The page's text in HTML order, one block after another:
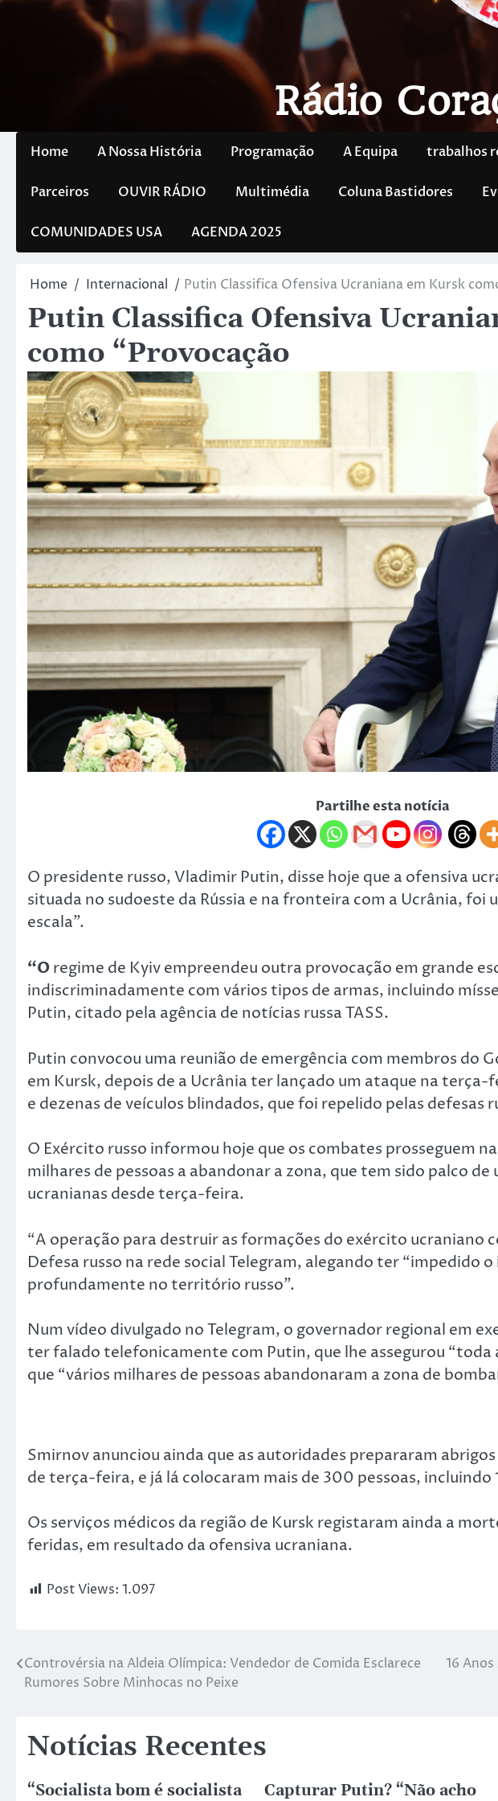
Rádio
Home A Nossa História Programação A Equipa trabalhos
Parceiros OUVIR RÁDIO Multimédia Coluna Bastidores
COMUNIDADES USA AGENDA 2025
Home Internacional Putin Classifica Ofensiva Ucraniana em Kursk
Putin Classifica Ofensiva
como “Provocação
Partilhe esta notícia
O presidente russo, Vladimir Putin, disse hoje que a ofensiva
situada no sudoeste da Rússia e na fronteira com a Ucrânia, foi
escala”.
“Oregime de Kyiv empreendeu outra provocação em grande
indiscriminadamente com vários tipos de armas, incluindo
Putin, citado pela agência de notícias russa TASS.
Putin convocou uma reunião de emergência com membros do
em Kursk, depois de a Ucrânia ter lançado um ataque na
e dezenas de veículos blindados, que foi repelido pelas defesas
O Exército russo informou hoje que os combates prosseguem
milhares de pessoas a abandonar a zona, que tem sido palco
ucranianas desde terça-feira.
“A operação para destruir as formações do exército ucraniano
Defesa russo na rede social Telegram, alegando ter “impedido
profundamente no território russo”.
Num vídeo divulgado no Telegram, o governador regional em
ter falado telefonicamente com Putin, que lhe assegurou “toda
que “vários milhares de pessoas abandonaram a zona de
Smirnov anunciou ainda que as autoridades prepararam
de terça-feira, e já lá colocaram mais de 300 pessoas, incluindo
Os serviços médicos da região de Kursk registaram ainda a
feridas, em resultado da ofensiva ucraniana.
Post Views: 1.097
Controvérsia na Aldeia Olímpica: Vendedor de Comida Esclarece
Rumores Sobre Minhocas no Peixe
16
Notícias Recentes
“Socialista bom é socialista Capturar Putin? “Não acho